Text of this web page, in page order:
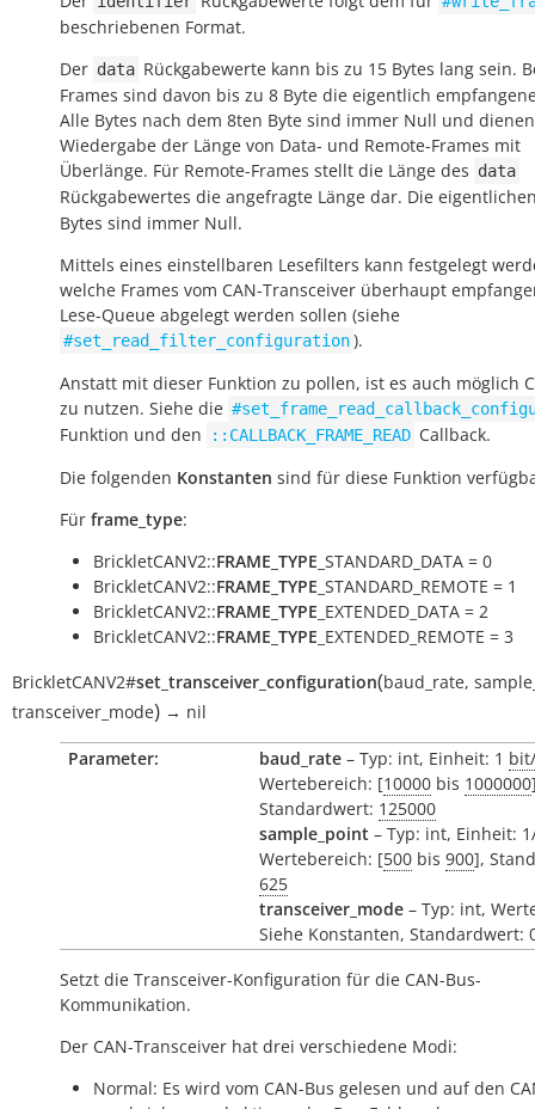
beschriebenen Format.
Der data Rückgabewerte kann bis zu 15 Bytes lang sein.
Frames sind davon bis zu 8 Byte die eigentlich
Alle Bytes nach dem 8ten Byte sind immer Null und
Wiedergabe der Länge von Data- und Remote-Frames mit
Überlänge. Für Remote-Frames stellt die Länge des data
Rückgabewertes die angefragte Länge dar. Die
Bytes sind immer Null.
Mittels eines einstellbaren Lesefilters kann festgelegt
welche Frames vom CAN-Transceiver überhaupt
Lese-Queue abgelegt werden sollen (siehe
#set_read_filter_configuration).
Anstatt mit dieser Funktion zu pollen, ist es auch möglich
zu nutzen. Siehe die
Funktion und den ::CALLBACK_FRAME_READ Callback.
Die folgenden Konstanten sind für diese Funktion
Für frame_type:
BrickletCANV2::FRAME_TYPE _STANDARD_DATA = 0
BrickletCANV2::FRAME_TYPE _STANDARD_REMOTE = 1
BrickletCANV2::FRAME_TYPE _EXTENDED_DATA = 2
BrickletCANV2::FRAME_TYPE _EXTENDED_REMOTE = 3
BrickletCANV2#set_transceiver_configuration(baud_rate,
transceiver_mode) → nil
Parameter: baud_rate – Typ: int, Einheit: 1
Wertebereich: [10000 bis 1000000
Standardwert: 125000
sample_point – Typ: int, Einheit:
Wertebereich: [500 bis 900],
625
transceiver_mode – Typ: int,
Siehe Konstanten, Standardwert:
Setzt die Transceiver-Konfiguration für die CAN-Bus-
Kommunikation.
Der CAN-Transceiver hat drei verschiedene Modi:
Normal: Es wird vom CAN-Bus gelesen und auf den